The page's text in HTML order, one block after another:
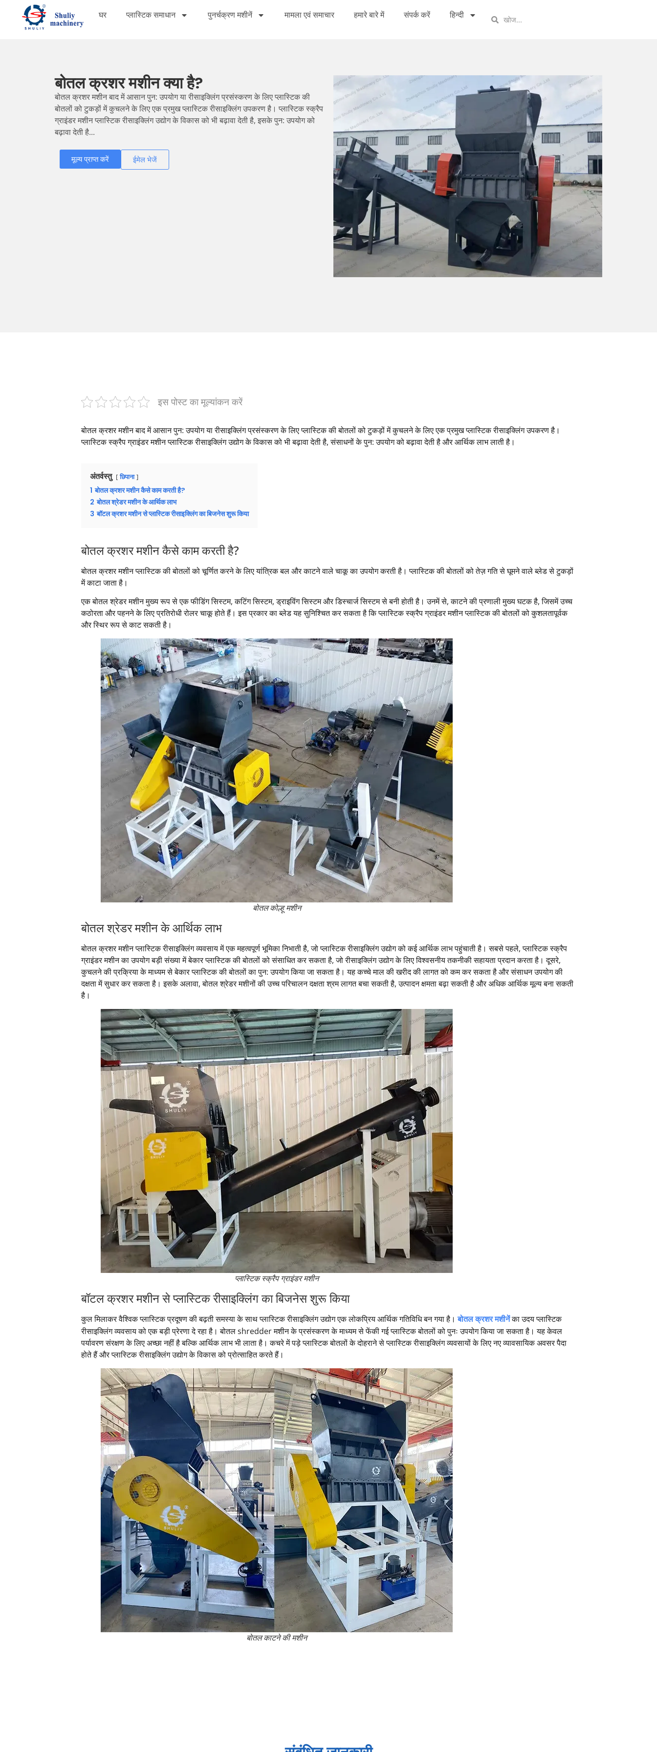
घर प्लास्टिक समाधान पुनर्चक्रण मशीनें मामला एवं समाचार हमारे बारे में संपर्क करें हिन्दी
बोतल क्रशर मशीन क्या है?
बोतल क्रशर मशीन बाद में आसान पुन: उपयोग या रीसाइक्लिंग प्रसंस्करण के लिए प्लास्टिक की
बोतलों को टुकड़ों में कुचलने के लिए एक प्रमुख प्लास्टिक रीसाइक्लिंग उपकरण है। प्लास्टिक स्क्रैप
ग्राइंडर मशीन प्लास्टिक रीसाइक्लिंग उद्योग के विकास को भी बढ़ावा देती है, इसके पुन: उपयोग को
बढ़ावा देती है...
मूल्य प्राप्त करें ईमेल भेजें
इस पोस्ट का मूल्यांकन करें
बोतल क्रशर मशीन बाद में आसान पुन: उपयोग या रीसाइक्लिंग प्रसंस्करण के लिए प्लास्टिक की बोतलों को टुकड़ों में कुचलने के लिए एक प्रमुख प्लास्टिक रीसाइक्लिंग उपकरण है।
प्लास्टिक स्क्रैप ग्राइंडर मशीन प्लास्टिक रीसाइक्लिंग उद्योग के विकास को भी बढ़ावा देती है, संसाधनों के पुन: उपयोग को बढ़ावा देती है और आर्थिक लाभ लाती है।
अंतर्वस्तु छिपाना
1 बोतल क्रशर मशीन कैसे काम करती है?
2 बोतल श्रेडर मशीन के आर्थिक लाभ
3 बॉटल क्रशर मशीन से प्लास्टिक रीसाइक्लिंग का बिजनेस शुरू किया
बोतल क्रशर मशीन कैसे काम करती है?
बोतल क्रशर मशीन प्लास्टिक की बोतलों को चूर्णित करने के लिए यांत्रिक बल और काटने वाले चाकू का उपयोग करती है। प्लास्टिक की बोतलों को तेज़ गति से घूमने वाले ब्लेड से टुकड़ों
में काटा जाता है।
एक बोतल श्रेडर मशीन मुख्य रूप से एक फीडिंग सिस्टम, कटिंग सिस्टम, ड्राइविंग सिस्टम और डिस्चार्ज सिस्टम से बनी होती है। उनमें से, काटने की प्रणाली मुख्य घटक है, जिसमें उच्च
कठोरता और पहनने के लिए प्रतिरोधी रोलर चाकू होते हैं। इस प्रकार का ब्लेड यह सुनिश्चित कर सकता है कि प्लास्टिक स्क्रैप ग्राइंडर मशीन प्लास्टिक की बोतलों को कुशलतापूर्वक
और स्थिर रूप से काट सकती है।
बोतल कोल्हू मशीन
बोतल श्रेडर मशीन के आर्थिक लाभ
बोतल क्रशर मशीन प्लास्टिक रीसाइक्लिंग व्यवसाय में एक महत्वपूर्ण भूमिका निभाती है, जो प्लास्टिक रीसाइक्लिंग उद्योग को कई आर्थिक लाभ पहुंचाती है। सबसे पहले, प्लास्टिक स्क्रैप
ग्राइंडर मशीन का उपयोग बड़ी संख्या में बेकार प्लास्टिक की बोतलों को संसाधित कर सकता है, जो रीसाइक्लिंग उद्योग के लिए विश्वसनीय तकनीकी सहायता प्रदान करता है। दूसरे,
कुचलने की प्रक्रिया के माध्यम से बेकार प्लास्टिक की बोतलों का पुन: उपयोग किया जा सकता है। यह कच्चे माल की खरीद की लागत को कम कर सकता है और संसाधन उपयोग की
दक्षता में सुधार कर सकता है। इसके अलावा, बोतल श्रेडर मशीनों की उच्च परिचालन दक्षता श्रम लागत बचा सकती है, उत्पादन क्षमता बढ़ा सकती है और अधिक आर्थिक मूल्य बना सकती
है।
प्लास्टिक स्क्रैप ग्राइंडर मशीन
बॉटल क्रशर मशीन से प्लास्टिक रीसाइक्लिंग का बिजनेस शुरू किया
कुल मिलाकर वैश्विक प्लास्टिक प्रदूषण की बढ़ती समस्या के साथ प्लास्टिक रीसाइक्लिंग उद्योग एक लोकप्रिय आर्थिक गतिविधि बन गया है।बोतल क्रशर मशीनेंका उदय प्लास्टिक
रीसाइक्लिंग व्यवसाय को एक बड़ी प्रेरणा दे रहा है। बोतल shredder मशीन के प्रसंस्करण के माध्यम से फेंकी गई प्लास्टिक बोतलों को पुनः उपयोग किया जा सकता है। यह केवल
पर्यावरण संरक्षण के लिए अच्छा नहीं है बल्कि आर्थिक लाभ भी लाता है। कचरे में पड़े प्लास्टिक बोतलों के दोहराने से प्लास्टिक रीसाइक्लिंग व्यवसायों के लिए नए व्यावसायिक अवसर पैदा
होते हैं और प्लास्टिक रीसाइक्लिंग उद्योग के विकास को प्रोत्साहित करते हैं।
बोतल काटने की मशीन